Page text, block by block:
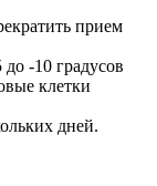
прием
-10 градусов
клетки
дней.